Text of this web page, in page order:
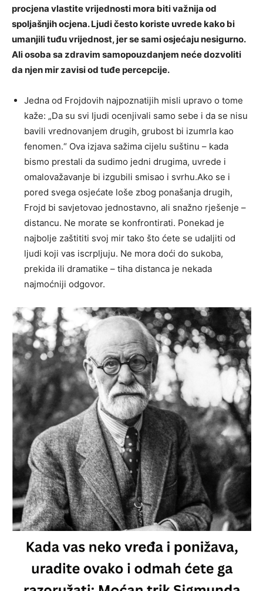
procjena vlastite vrijednosti mora biti važnija od
spoljašnjih ocjena. Ljudi često koriste uvrede kako bi
umanjili tuđu vrijednost, jer se sami osjećaju nesigurno.
Ali osoba sa zdravim samopouzdanjem neće dozvoliti
da njen mir zavisi od tuđe percepcije.
Jedna od Frojdovih najpoznatijih misli upravo o tome
kaže: „Da su svi ljudi ocenjivali samo sebe i da se nisu
bavili vrednovanjem drugih, grubost bi izumrla kao
fenomen.“ Ova izjava sažima cijelu suštinu – kada
bismo prestali da sudimo jedni drugima, uvrede i
omalovažavanje bi izgubili smisao i svrhu.Ako se i
pored svega osjećate loše zbog ponašanja drugih,
Frojd bi savjetovao jednostavno, ali snažno rješenje –
distancu. Ne morate se konfrontirati. Ponekad je
najbolje zaštititi svoj mir tako što ćete se udaljiti od
ljudi koji vas iscrpljuju. Ne mora doći do sukoba,
prekida ili dramatike – tiha distanca je nekada
najmoćniji odgovor.